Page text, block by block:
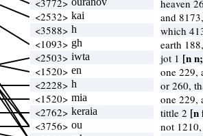
<3772>
heaven
<2532> kai
and
<3588> h
which
<1093> gh
earth
<2503> iwta jot 1 [n
<1520> en
one 229,
<2228> h
or 260,
<1520> mia
one 229,
<2762> keraia tittle 2 [n
<3756> ou
not